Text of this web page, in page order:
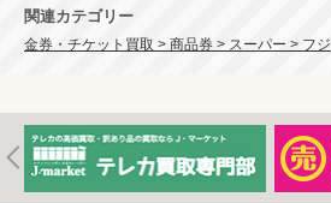
関連カテゴリー
金券・チケット買取 > 商品券 > スーパー > フジ